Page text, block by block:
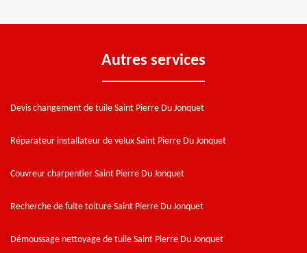
Autres services
Devis changement de tuile Saint Pierre Du Jonquet
Réparateur installateur de velux Saint Pierre Du Jonquet
Couvreur charpentier Saint Pierre Du Jonquet
Recherche de fuite toiture Saint Pierre Du Jonquet
Démoussage nettoyage de tuile Saint Pierre Du Jonquet